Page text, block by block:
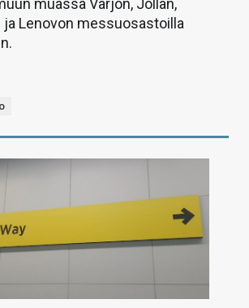
muassa Varjon, Jollan,
ja Lenovon messuosastoilla